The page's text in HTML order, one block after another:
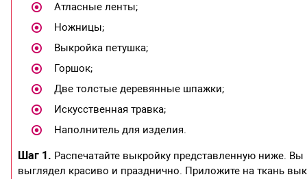
Атласные ленты;
Ножницы;
Выкройка петушка;
Горшок;
Две толстые деревянные шпажки;
Искусственная травка;
Наполнитель для изделия.
Шаг 1. Распечатайте выкройку представленную ниже.
выглядел красиво и празднично. Приложите на ткань